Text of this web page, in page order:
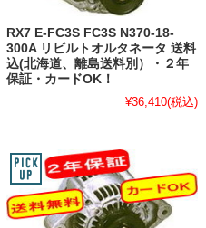
RX7 E-FC3S FC3S N370-18-
300A リビルトオルタネータ 送料
込(北海道、離島送料別）・２年
保証・カードOK！
¥36,410(税込)